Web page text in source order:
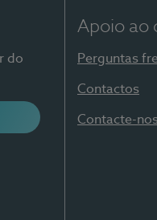
do
Apoio ao
Perguntas
Contactos
Contacte-nos